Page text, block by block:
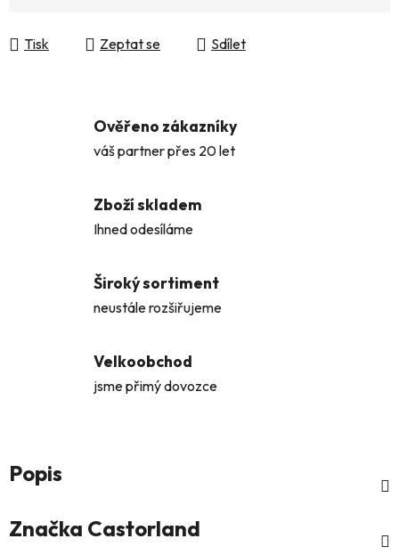
Tisk Zeptat se Sdílet
Ověřeno zákazníky
váš partner přes 20 let
Zboží skladem
Ihned odesíláme
Široký sortiment
neustále rozšiřujeme
Velkoobchod
jsme přimý dovozce
Popis
Značka Castorland